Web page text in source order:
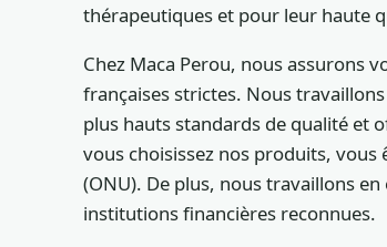
thérapeutiques et pour leur haute
Chez Maca Perou, nous assurons
françaises strictes. Nous
plus hauts standards de qualité et
vous choisissez nos produits, vous
(ONU). De plus, nous travaillons
institutions financières reconnues.